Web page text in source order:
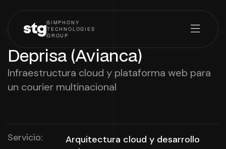
stgSIMPHONY
TECHNOLOGIES
GROUP
Deprisa (Avianca)
Infraestructura cloud y plataforma web para
un courier multinacional
Servicio:
Arquitectura cloud y desarrollo